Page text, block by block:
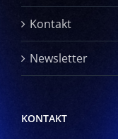
Kontakt
Newsletter
KONTAKT